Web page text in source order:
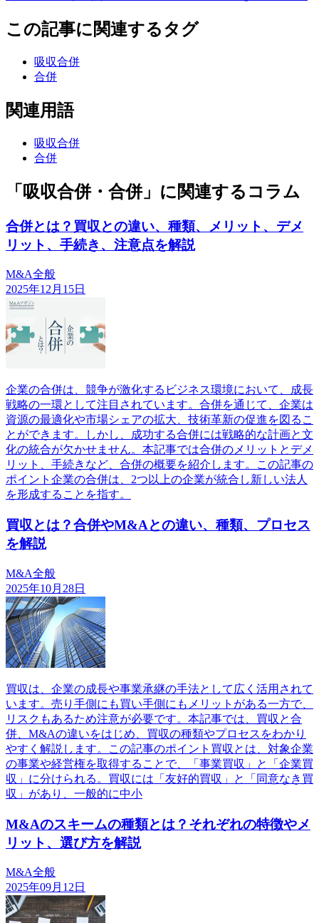
この記事に関連するタグ
吸収合併
合併
関連用語
吸収合併
合併
「吸収合併・合併」に関連するコラム
合併とは？買収との違い、種類、メリット、デメ
リット、手続き、注意点を解説
M&A全般
2025年12月15日
企業の合併は、競争が激化するビジネス環境において、成長
戦略の一環として注目されています。合併を通じて、企業は
資源の最適化や市場シェアの拡大、技術革新の促進を図るこ
とができます。しかし、成功する合併には戦略的な計画と文
化の統合が欠かせません。本記事では合併のメリットとデメ
リット、手続きなど、合併の概要を紹介します。この記事の
ポイント企業の合併は、2つ以上の企業が統合し新しい法人
を形成することを指す。
買収とは？合併やM&Aとの違い、種類、プロセス
を解説
M&A全般
2025年10月28日
買収は、企業の成長や事業承継の手法として広く活用されて
います。売り手側にも買い手側にもメリットがある一方で、
リスクもあるため注意が必要です。本記事では、買収と合
併、M&Aの違いをはじめ、買収の種類やプロセスをわかり
やすく解説します。この記事のポイント買収とは、対象企業
の事業や経営権を取得することで、「事業買収」と「企業買
収」に分けられる。買収には「友好的買収」と「同意なき買
収」があり、一般的に中小
M&Aのスキームの種類とは？それぞれの特徴やメ
リット、選び方を解説
M&A全般
2025年09月12日